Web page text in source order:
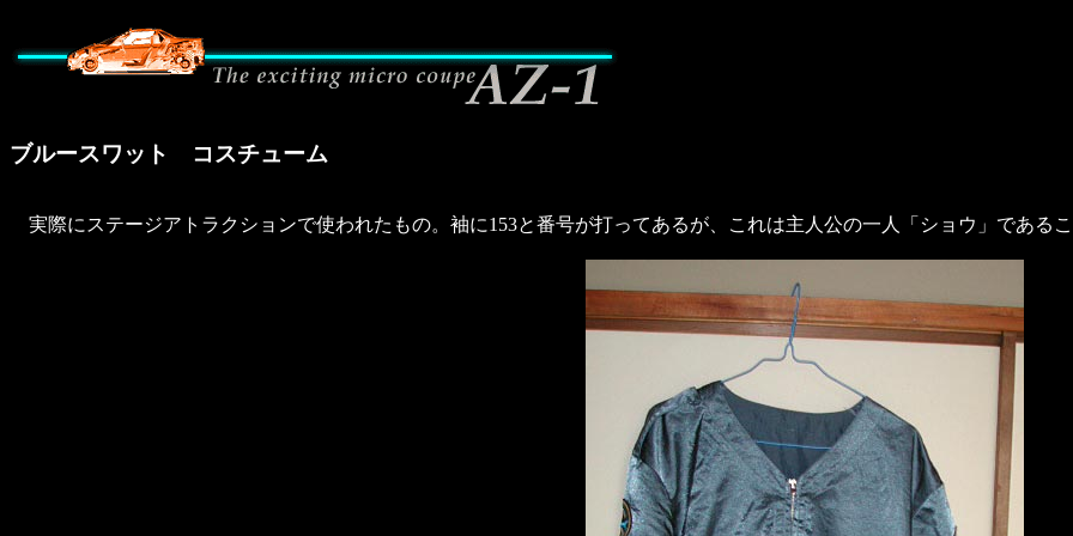
ブルースワット コスチューム
実際にステージアトラクションで使われたもの。袖に153と番号が打ってあるが、これは主人公の一人「ショウ」であるこ